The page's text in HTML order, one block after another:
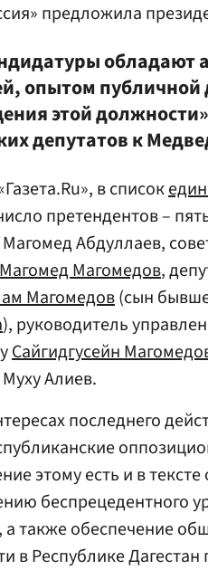
предложила
обладают
опытом публичной
этой
депутатов к
в список
претендентов –
Абдуллаев,
Магомед Магомедов,
Магомедов(сын
), руководитель
Сайгидгусейн
Алиев.
последнего
этому есть и в
беспрецедентного
а также обеспечение
в Республике